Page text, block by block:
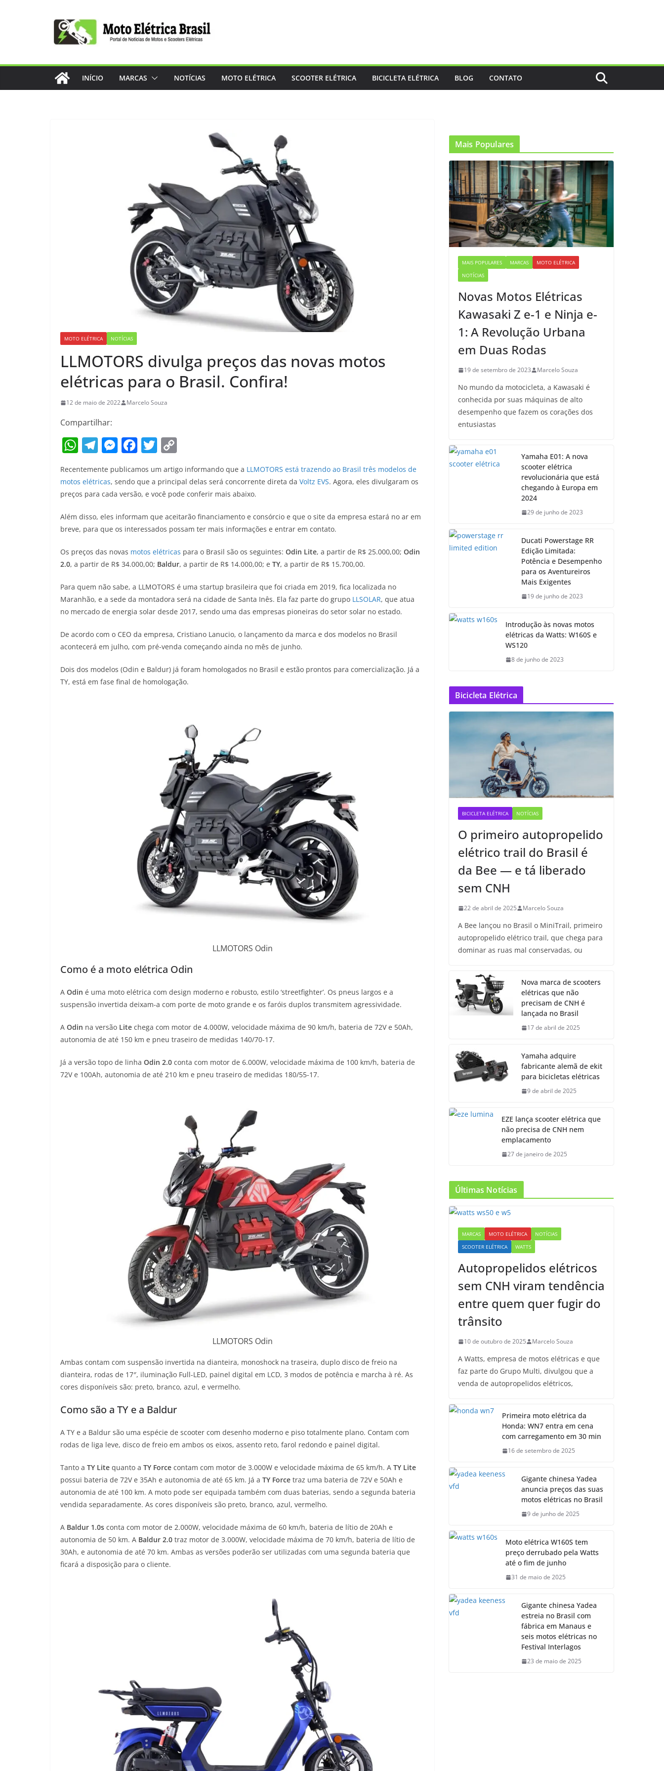
INÍCIO MARCAS NOTÍCIAS MOTO ELÉTRICA SCOOTER ELÉTRICA BICICLETA ELÉTRICA BLOG CONTATO
MOTO ELÉTRICA NOTÍCIAS
LLMOTORS divulga preços das novas motos
elétricas para o Brasil. Confira!
12 de maio de 2022 Marcelo Souza
Compartilhar:
W
at
s
A
p
p
T
e
gr
a
m
M
e
ss
e
n
g
F
c
e
o
k
T
itt
er
o
p
y
Li
n
Recentemente publicamos um artigo informando que a LLMOTORS está trazendo ao Brasil três modelos de
motos elétricas, sendo que a principal delas será concorrente direta da Voltz EVS. Agora, eles divulgaram os
preços para cada versão, e você pode conferir mais abaixo.
Além disso, eles informam que aceitarão financiamento e consórcio e que o site da empresa estará no ar em
breve, para que os interessados possam ter mais informações e entrar em contato.
Os preços das novas motos elétricas para o Brasil são os seguintes: Odin Lite, a partir de R$ 25.000,00; Odin
2.0, a partir de R$ 34.000,00; Baldur, a partir de R$ 14.000,00; e TY, a partir de R$ 15.700,00.
Para quem não sabe, a LLMOTORS é uma startup brasileira que foi criada em 2019, fica localizada no
Maranhão, e a sede da montadora será na cidade de Santa Inês. Ela faz parte do grupo LLSOLAR, que atua
no mercado de energia solar desde 2017, sendo uma das empresas pioneiras do setor solar no estado.
De acordo com o CEO da empresa, Cristiano Lanucio, o lançamento da marca e dos modelos no Brasil
acontecerá em julho, com pré-venda começando ainda no mês de junho.
Dois dos modelos (Odin e Baldur) já foram homologados no Brasil e estão prontos para comercialização. Já a
TY, está em fase final de homologação.
LLMOTORS Odin
Como é a moto elétrica Odin
A Odin é uma moto elétrica com design moderno e robusto, estilo ‘streetfighter’. Os pneus largos e a
suspensão invertida deixam-a com porte de moto grande e os faróis duplos transmitem agressividade.
A Odin na versão Lite chega com motor de 4.000W, velocidade máxima de 90 km/h, bateria de 72V e 50Ah,
autonomia de até 150 km e pneu traseiro de medidas 140/70-17.
Já a versão topo de linha Odin 2.0 conta com motor de 6.000W, velocidade máxima de 100 km/h, bateria de
72V e 100Ah, autonomia de até 210 km e pneu traseiro de medidas 180/55-17.
LLMOTORS Odin
Ambas contam com suspensão invertida na dianteira, monoshock na traseira, duplo disco de freio na
dianteira, rodas de 17″, iluminação Full-LED, painel digital em LCD, 3 modos de potência e marcha à ré. As
cores disponíveis são: preto, branco, azul, e vermelho.
Como são a TY e a Baldur
A TY e a Baldur são uma espécie de scooter com desenho moderno e piso totalmente plano. Contam com
rodas de liga leve, disco de freio em ambos os eixos, assento reto, farol redondo e painel digital.
Tanto a TY Lite quanto a TY Force contam com motor de 3.000W e velocidade máxima de 65 km/h. A TY Lite
possui bateria de 72V e 35Ah e autonomia de até 65 km. Já a TY Force traz uma bateria de 72V e 50Ah e
autonomia de até 100 km. A moto pode ser equipada também com duas baterias, sendo a segunda bateria
vendida separadamente. As cores disponíveis são preto, branco, azul, vermelho.
A Baldur 1.0s conta com motor de 2.000W, velocidade máxima de 60 km/h, bateria de lítio de 20Ah e
autonomia de 50 km. A Baldur 2.0 traz motor de 3.000W, velocidade máxima de 70 km/h, bateria de lítio de
30Ah, e autonomia de até 70 km. Ambas as versões poderão ser utilizadas com uma segunda bateria que
ficará a disposição para o cliente.
Mais Populares
MAIS POPULARES MARCAS
MOTO ELÉTRICA
NOTÍCIAS
Novas Motos Elétricas
Kawasaki Z e-1 e Ninja e-
1: A Revolução Urbana
em Duas Rodas
19 de setembro de 2023 Marcelo Souza
No mundo da motocicleta, a Kawasaki é
conhecida por suas máquinas de alto
desempenho que fazem os corações dos
entusiastas
Yamaha E01: A nova
scooter elétrica
revolucionária que está
chegando à Europa em
2024
29 de junho de 2023
Ducati Powerstage RR
Edição Limitada:
Potência e Desempenho
para os Aventureiros
Mais Exigentes
19 de junho de 2023
Introdução às novas motos
elétricas da Watts: W160S e
WS120
8 de junho de 2023
Bicicleta Elétrica
BICICLETA ELÉTRICA NOTÍCIAS
O primeiro autopropelido
elétrico trail do Brasil é
da Bee — e tá liberado
sem CNH
22 de abril de 2025 Marcelo Souza
A Bee lançou no Brasil o MiniTrail, primeiro
autopropelido elétrico trail, que chega para
dominar as ruas mal conservadas, ou
Nova marca de scooters
elétricas que não
precisam de CNH é
lançada no Brasil
17 de abril de 2025
Yamaha adquire
fabricante alemã de ekit
para bicicletas elétricas
9 de abril de 2025
EZE lança scooter elétrica que
não precisa de CNH nem
emplacamento
27 de janeiro de 2025
Últimas Notícias
MARCAS MOTO ELÉTRICA
NOTÍCIAS
SCOOTER ELÉTRICA
WATTS
Autopropelidos elétricos
sem CNH viram tendência
entre quem quer fugir do
trânsito
10 de outubro de 2025 Marcelo Souza
A Watts, empresa de motos elétricas e que
faz parte do Grupo Multi, divulgou que a
venda de autopropelidos elétricos,
Primeira moto elétrica da
Honda: WN7 entra em cena
com carregamento em 30 min
16 de setembro de 2025
Gigante chinesa Yadea
anuncia preços das suas
motos elétricas no Brasil
9 de junho de 2025
Moto elétrica W160S tem
preço derrubado pela Watts
até o fim de junho
31 de maio de 2025
Gigante chinesa Yadea
estreia no Brasil com
fábrica em Manaus e
seis motos elétricas no
Festival Interlagos
23 de maio de 2025